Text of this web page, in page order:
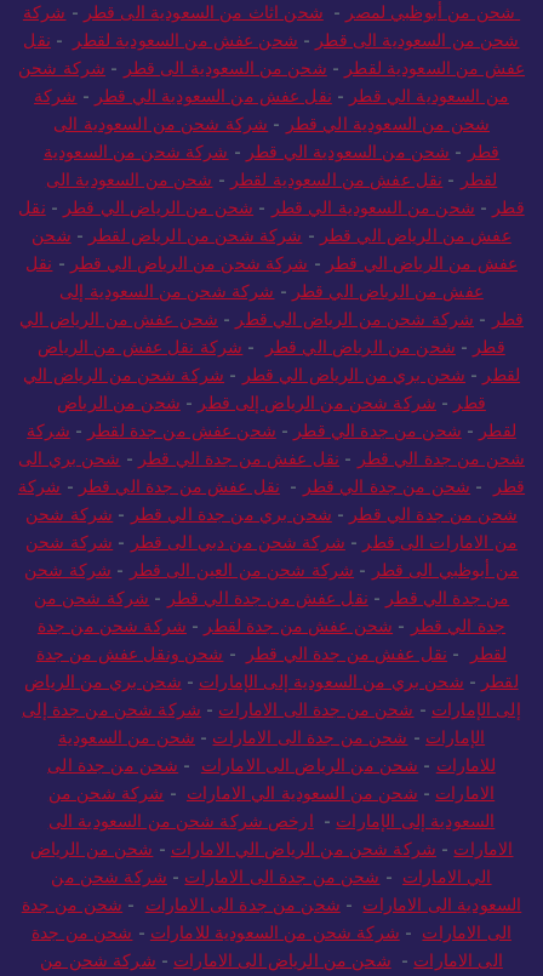
شحن من أبوظبي لمصر - شحن اثاث من السعودية الى قطر - شركة
شحن من السعودية الى قطر - شحن عفش من السعودية لقطر - نقل
عفش من السعودية لقطر - شحن من السعودية الى قطر - شركة شحن
من السعودية الي قطر - نقل عفش من السعودية الي قطر - شركة
شحن من السعودية الي قطر - شركة شحن من السعودية الى
قطر - شحن من السعودية الي قطر - شركة شحن من السعودية
لقطر - نقل عفش من السعودية لقطر - شحن من السعودية الى
قطر - شحن من السعودية الي قطر - شحن من الرياض الي قطر - نقل
عفش من الرياض الي قطر - شركة شحن من الرياض لقطر - شحن
عفش من الرياض الي قطر - شركة شحن من الرياض الي قطر - نقل
عفش من الرياض الي قطر - شركة شحن من السعودية إلى
قطر - شركة شحن من الرياض الي قطر - شحن عفش من الرياض الي
قطر - شحن من الرياض الي قطر - شركة نقل عفش من الرياض
لقطر - شحن بري من الرياض الي قطر - شركة شحن من الرياض الي
قطر - شركة شحن من الرياض إلى قطر - شحن من الرياض
لقطر - شحن من جدة الي قطر - شحن عفش من جدة لقطر - شركة
شحن من جدة الي قطر - نقل عفش من جدة الي قطر - شحن بري الى
قطر
- شحن من جدة الي قطر - نقل عفش من جدة الي قطر - شركة
شحن من جدة الي قطر - شحن بري من جدة الي قطر - شركة شحن
من الامارات الى قطر - شركة شحن من دبي الى قطر - شركة شحن
من أبوظبي الى قطر - شركة شحن من العين الى قطر - شركة شحن
من جدة الي قطر - نقل عفش من جدة الي قطر - شركة شحن من
جدة الي قطر - شحن عفش من جدة لقطر - شركة شحن من جدة
لقطر
- نقل عفش من جدة الي قطر - شحن ونقل عفش من جدة
لقطر - شحن بري من السعودية إلى الإمارات - شحن بري من الرياض
إلى الإمارات - شحن من جدة الى الامارات - شركة شحن من جدة إلى
الإمارات - شحن من جدة الى الامارات - شحن من السعودية
للامارات - شحن من الرياض الى الامارات - شحن من جدة الى
الامارات - شحن من السعودية الي الامارات - شركة شحن من
السعودية إلى الإمارات - ارخص شركة شحن من السعودية الى
الامارات - شركة شحن من الرياض الي الامارات - شحن من الرياض
الي الامارات - شحن من جدة الى الامارات - شركة شحن من
السعودية الى الامارات - شحن من جدة الى الامارات - شحن من جدة
الى الامارات - شركة شحن من السعودية للامارات - شحن من جدة
الى الامارات - شحن من الرياض الى الامارات - شركة شحن من